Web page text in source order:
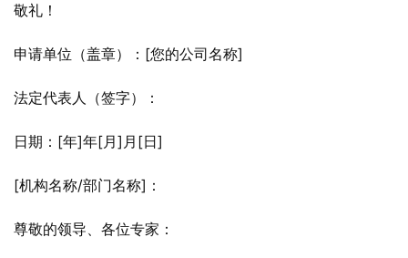
敬礼！
申请单位（盖章）：[您的公司名称]
法定代表人（签字）：
日期：[年]年[月]月[日]
[机构名称/部门名称]：
尊敬的领导、各位专家：